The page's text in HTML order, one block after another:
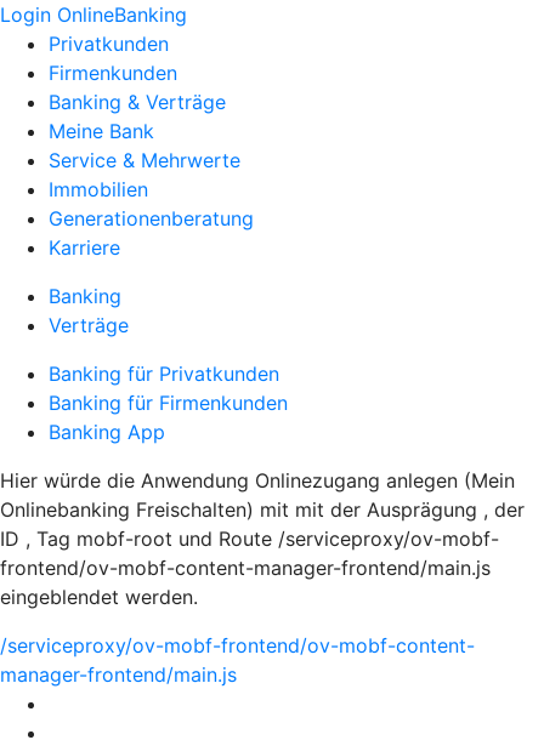
Login OnlineBanking
Privatkunden
Firmenkunden
Banking & Verträge
Meine Bank
Service & Mehrwerte
Immobilien
Generationenberatung
Karriere
Banking
Verträge
Banking für Privatkunden
Banking für Firmenkunden
Banking App
Hier würde die Anwendung Onlinezugang anlegen (Mein
Onlinebanking Freischalten) mit mit der Ausprägung , der
ID , Tag mobf-root und Route /serviceproxy/ov-mobf-
frontend/ov-mobf-content-manager-frontend/main.js
eingeblendet werden.
/serviceproxy/ov-mobf-frontend/ov-mobf-content-
manager-frontend/main.js